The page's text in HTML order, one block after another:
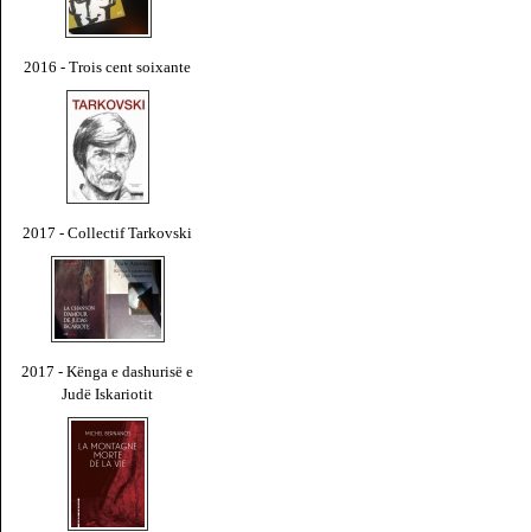
2016 - Trois cent soixante
2017 - Collectif Tarkovski
2017 - Kënga e dashurisë e
Judë Iskariotit